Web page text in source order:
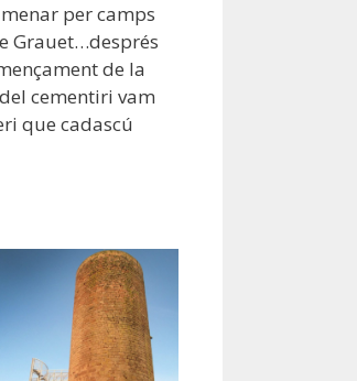
per camps
Grauet…després
de la
cementiri vam
que cadascú